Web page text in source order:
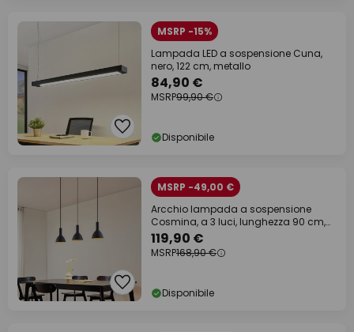
MSRP -15%
Lampada LED a sospensione Cuna,
nero, 122 cm, metallo
84,90 €
MSRP99,90 €
Disponibile
MSRP -49,00 €
Arcchio lampada a sospensione
Cosmina, a 3 luci, lunghezza 90 cm,
nero
119,90 €
MSRP168,90 €
Disponibile